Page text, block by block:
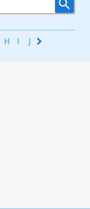
H I J K